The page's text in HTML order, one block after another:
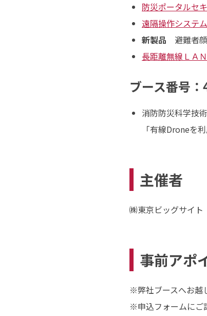
防災ポータルセ
遠隔操作システ
新製品 避難者
長距離無線ＬＡ
ブース番号
消防防災科学技
「有線Droneを
主催者
㈱東京ビッグサイ
事前アポ
※弊社ブースへお越
※申込フォームにご